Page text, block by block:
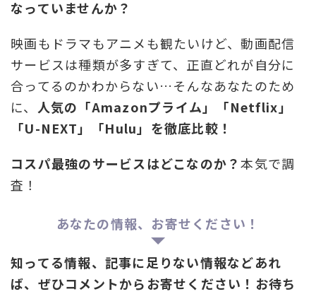
なっていませんか？
映画もドラマもアニメも観たいけど、動画配信
サービスは種類が多すぎて、正直どれが自分に
合ってるのかわからない…そんなあなたのため
に、 人気の「Amazonプライム」「Netflix」
「U-NEXT」「Hulu」を徹底比較！
コスパ最強のサービスはどこなのか？本気で調
査！
あなたの情報、お寄せください！
知ってる情報、記事に足りない情報などあれ
ば、ぜひコメントからお寄せください！お待ち